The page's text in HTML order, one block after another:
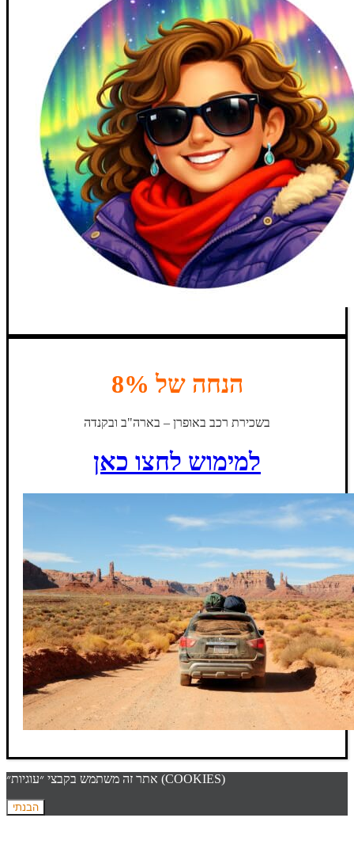
הנחה של 8%
בשכירת רכב באופרן – בארה"ב ובקנדה
למימוש לחצו כאן
אתר זה משתמש בקבצי ״עוגיות״ (COOKIES)
הבנתי